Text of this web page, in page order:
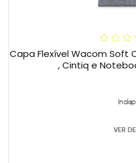
Capa Flexível Wacom Soft
, Cintiq e
VER